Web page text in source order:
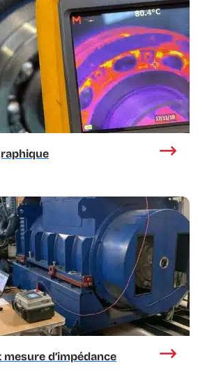
mesure d’impédance